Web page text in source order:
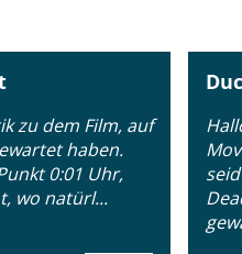
zu dem Film, auf
haben.
0:01 Uhr,
wo natürl...